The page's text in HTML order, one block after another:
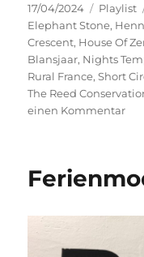
Veröffentlicht
am
17/04/2024 Playlist
Elephant Stone,
Crescent, House Of
Blansjaar, Nights
Rural France,Short
The Reed
einen Kommentarzu